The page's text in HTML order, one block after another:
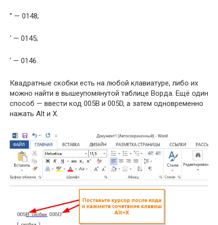
” — 0148;
‘ — 0145;
’ — 0146.
Квадратные скобки есть на любой клавиатуре, либо их
можно найти в вышеупомянутой таблице Ворда. Ещё один
способ — ввести код 005B и 005D, а затем одновременно
нажать Alt и X.